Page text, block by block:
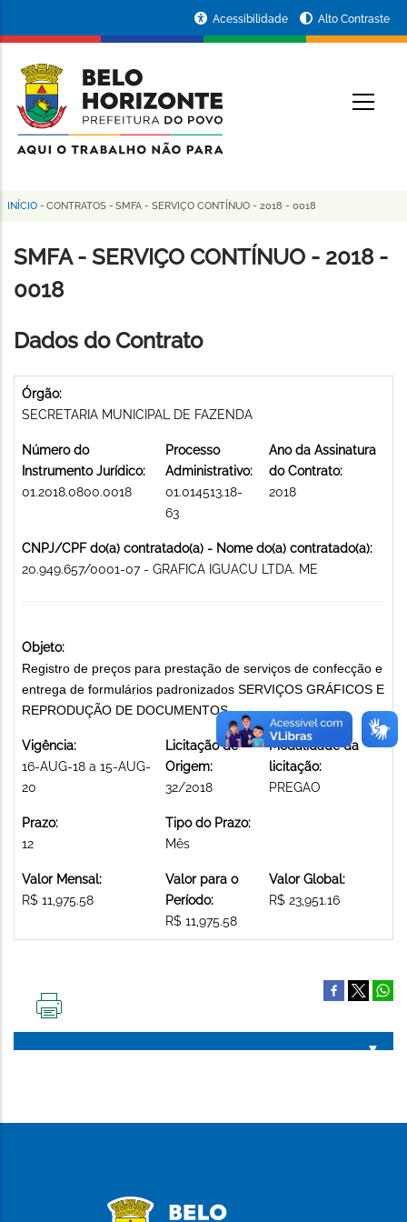
conteúdo
principal
da
Prefeitura
de
Horizonte
Acessibilidade Alto Contraste
Trilha
de
navegação
INÍCIO - CONTRATOS - SMFA - SERVIÇO CONTÍNUO - 2018 - 0018
SMFA - SERVIÇO CONTÍNUO - 2018 -
0018
Dados do Contrato
Órgão:
SECRETARIA MUNICIPAL DE FAZENDA
Número do
Instrumento Jurídico:
01.2018.0800.0018
Processo
Administrativo:
01.014513.18-
63
Ano da Assinatura
do Contrato:
2018
CNPJ/CPF do(a) contratado(a) - Nome do(a) contratado(a):
20.949.657/0001-07 - GRAFICA IGUACU LTDA. ME
Objeto:
Registro de preços para prestação de serviços de confecção e
entrega de formulários padronizados SERVIÇOS GRÁFICOS E
REPRODUÇÃO DE DOCUMENTOS
Vigência:
16-AUG-18 a 15-AUG-
20
Licitação de
Origem:
32/2018
Modalidade da
licitação:
PREGAO
Prazo:
12
Tipo do Prazo:
Mês
Valor Mensal:
R$ 11,975.58
Valor para o
Período:
R$ 11,975.58
Valor Global:
R$ 23,951.16
PÁGINA